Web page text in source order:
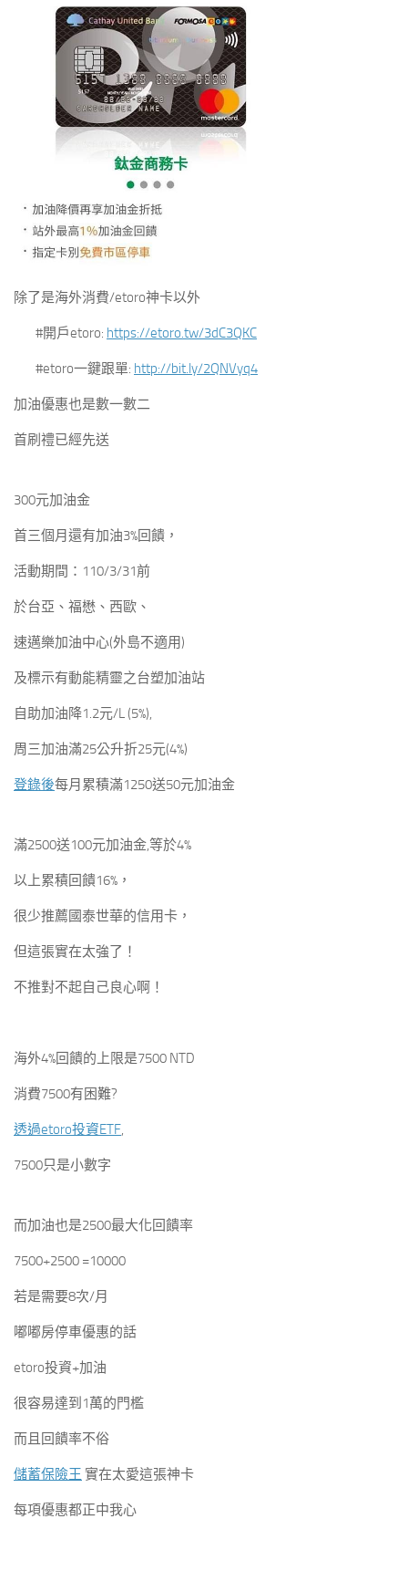
除了是海外消費/etoro神卡以外
#開戶etoro: https://etoro.tw/3dC3QKC
#etoro一鍵跟單: http://bit.ly/2QNVyq4
加油優惠也是數一數二
首刷禮已經先送
300元加油金
首三個月還有加油3%回饋，
活動期間：110/3/31前
於台亞、福懋、西歐、
速邁樂加油中心(外島不適用)
及標示有動能精靈之台塑加油站
自助加油降1.2元/L (5%),
周三加油滿25公升折25元(4%)
登錄後每月累積滿1250送50元加油金
滿2500送100元加油金,等於4%
以上累積回饋16%，
很少推薦國泰世華的信用卡，
但這張實在太強了！
不推對不起自己良心啊！
海外4%回饋的上限是7500 NTD
消費7500有困難?
透過etoro投資ETF
7500只是小數字
而加油也是2500最大化回饋率
7500+2500 =10000
若是需要8次/月
嘟嘟房停車優惠的話
etoro投資+加油
很容易達到1萬的門檻
而且回饋率不俗
儲蓄保險王 實在太愛這張神卡
每項優惠都正中我心